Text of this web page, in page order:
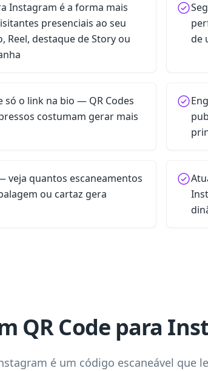
Instagram é a forma mais
presenciais ao seu
Reel, destaque de Story ou
de
só o link na bio — QR Codes
costumam gerar mais
veja quantos escaneamentos
ou cartaz gera
QR Code para
é um código escaneável